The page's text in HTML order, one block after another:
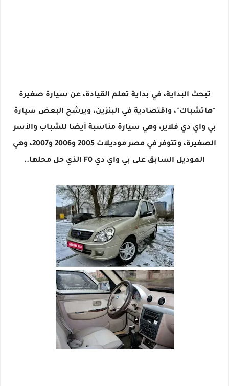
تبحث البداية، في بداية تعلم القيادة، عن سيارة صغيرة
"هاتشباك"، واقتصادية في البنزين، ويرشح البعض سيارة
بي واي دي فلاير، وهي سيارة مناسبة أيضا للشباب والأسر
الصغيرة، وتتوفر في مصر موديلات 2005 و2006 و2007، وهي
الموديل السابق على بي واي دي F0 الذي حل محلها..